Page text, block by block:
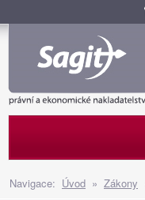
Navigace: Úvod » Zákony